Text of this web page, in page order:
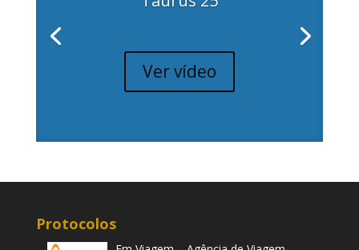
Ver vídeo
Protocolos